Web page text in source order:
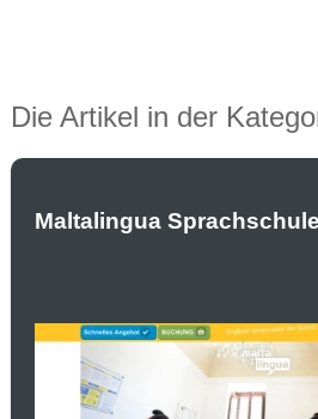
Die Artikel in der
Maltalingua Sprachschule